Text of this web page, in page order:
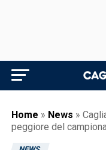
Home » News »
peggiore del